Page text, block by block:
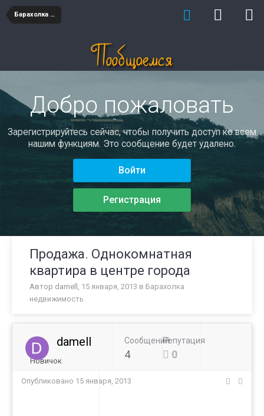
Барахолка недвижимость
Добро пожаловать
Зарегистрируйтесь сейчас, чтобы получить доступ ко всем
нашим функциям. Это сообщение будет удалено.
Войти
Регистрация
Продажа. Однокомнатная
квартира в центре города
Автор damell , 15 января, 2013 в Барахолка
недвижимость
damell
Новичок
Сообщений
4
Репутация
0
Опубликовано 15 января, 2013